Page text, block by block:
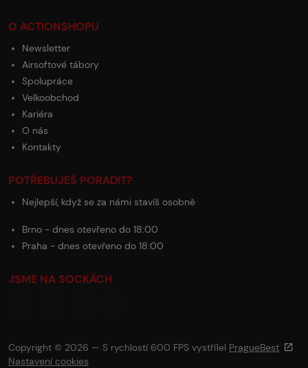
O ACTIONSHOPU
Newsletter
Airsoftové tábory
Spolupráce
Velkoobchod
Kariéra
O nás
Kontakty
POTŘEBUJEŠ PORADIT?
Nejlepší, když se za námi stavíš osobně
Brno - dnes otevřeno do 18:00
Praha - dnes otevřeno do 18:00
JSME NA SOCKÁCH
Copyright © 2026 — S rychlostí 600 FPS vystřílel PragueBest
Nastavení cookies